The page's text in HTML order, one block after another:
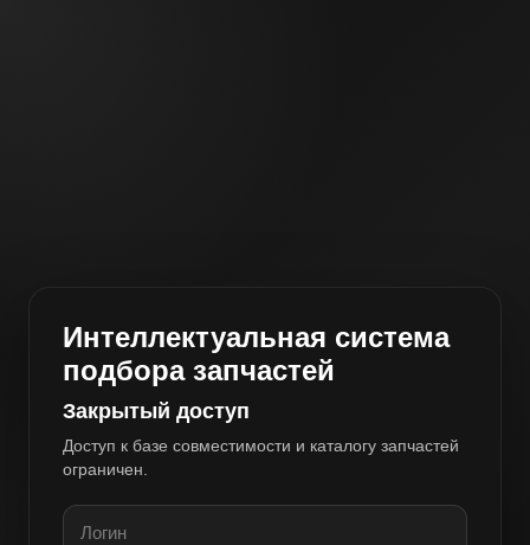
Интеллектуальная система
подбора запчастей
Закрытый доступ
Доступ к базе совместимости и каталогу запчастей
ограничен.